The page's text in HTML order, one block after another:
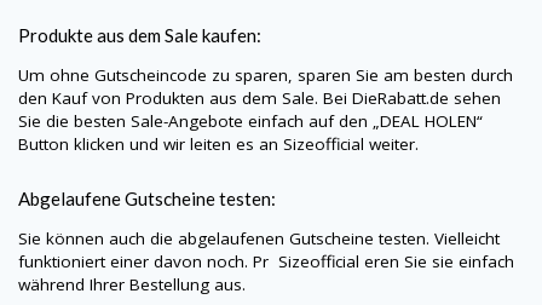
Produkte aus dem Sale kaufen:
Um ohne Gutscheincode zu sparen, sparen Sie am besten durch
den Kauf von Produkten aus dem Sale. Bei DieRabatt.de sehen
Sie die besten Sale-Angebote einfach auf den „DEAL HOLEN“
Button klicken und wir leiten es an Sizeofficial weiter.
Abgelaufene Gutscheine testen:
Sie können auch die abgelaufenen Gutscheine testen. Vielleicht
funktioniert einer davon noch. Pr Sizeofficial eren Sie sie einfach
während Ihrer Bestellung aus.